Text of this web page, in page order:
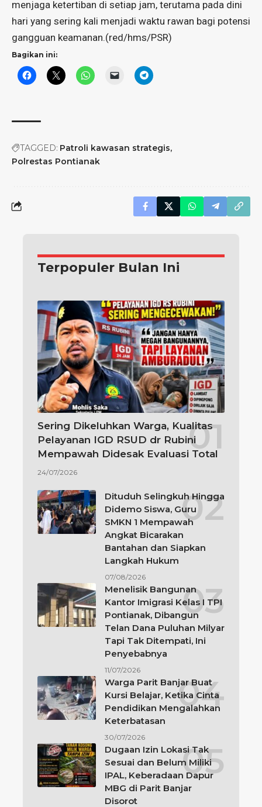
menjaga ketertiban di setiap jam, terutama pada dini
hari yang sering kali menjadi waktu rawan bagi potensi
gangguan keamanan.(red/hms/PSR)
Bagikan ini:
TAGGED: Patroli kawasan strategis
Polrestas Pontianak
Terpopuler Bulan Ini
Sering Dikeluhkan Warga, Kualitas
Pelayanan IGD RSUD dr Rubini
Mempawah Didesak Evaluasi Total
24/07/2026
Dituduh Selingkuh Hingga
Didemo Siswa, Guru
SMKN 1 Mempawah
Angkat Bicarakan
Bantahan dan Siapkan
Langkah Hukum
07/08/2026
Menelisik Bangunan
Kantor Imigrasi Kelas I TPI
Pontianak, Dibangun
Telan Dana Puluhan Milyar
Tapi Tak Ditempati, Ini
Penyebabnya
11/07/2026
Warga Parit Banjar Buat
Kursi Belajar, Ketika Cinta
Pendidikan Mengalahkan
Keterbatasan
30/07/2026
Dugaan Izin Lokasi Tak
Sesuai dan Belum Miliki
IPAL, Keberadaan Dapur
MBG di Parit Banjar
Disorot